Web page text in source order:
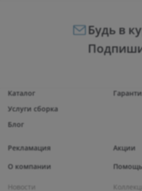
Будь в
Каталог
Услуги сборка
Блог
Рекламация Акции
О компании
Новости
Помощь